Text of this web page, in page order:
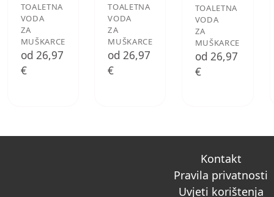
TOALETNA
VODA
ZA
MUŠKARCE
od 26,97
€
TOALETNA
VODA
ZA
MUŠKARCE
od 26,97
€
TOALETNA
VODA
ZA
MUŠKARCE
od 26,97
€
Kontakt
Pravila privatnosti
Uvjeti korištenja